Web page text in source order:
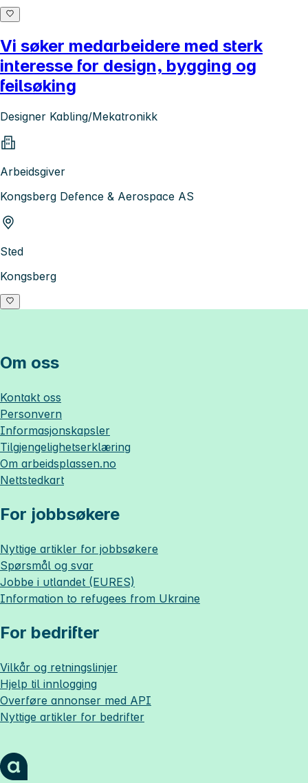
Vi søker medarbeidere med sterk
interesse for design, bygging og
feilsøking
Designer Kabling/Mekatronikk
Arbeidsgiver
Kongsberg Defence & Aerospace AS
Sted
Kongsberg
Om oss
Kontakt oss
Personvern
Informasjonskapsler
Tilgjengelighetserklæring
Om arbeidsplassen.no
Nettstedkart
For jobbsøkere
Nyttige artikler for jobbsøkere
Spørsmål og svar
Jobbe i utlandet (EURES)
Information to refugees from Ukraine
For bedrifter
Vilkår og retningslinjer
Hjelp til innlogging
Overføre annonser med API
Nyttige artikler for bedrifter